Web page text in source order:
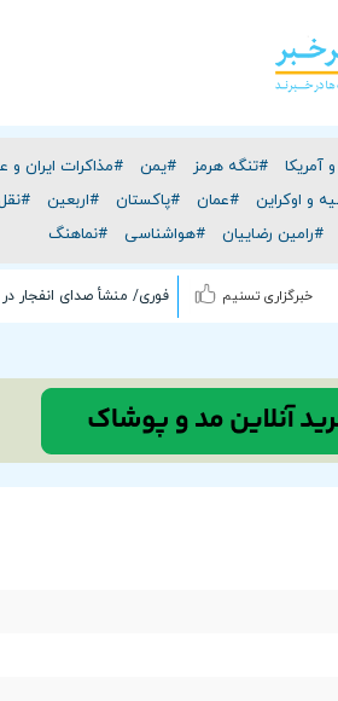
آمریکا #تنگه هرمز #یمن #مذاکرات ایران و
و اوکراین #عمان #پاکستان #اربعین
#رامین رضاییان
#هواشناسی #نماهنگ
خبرگزاری تسنیم